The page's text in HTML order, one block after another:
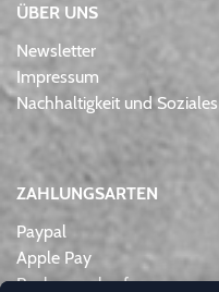
ÜBER UNS
Newsletter
Impressum
Nachhaltigkeit und Soziales
ZAHLUNGSARTEN
Paypal
Apple Pay
Rechnungskauf